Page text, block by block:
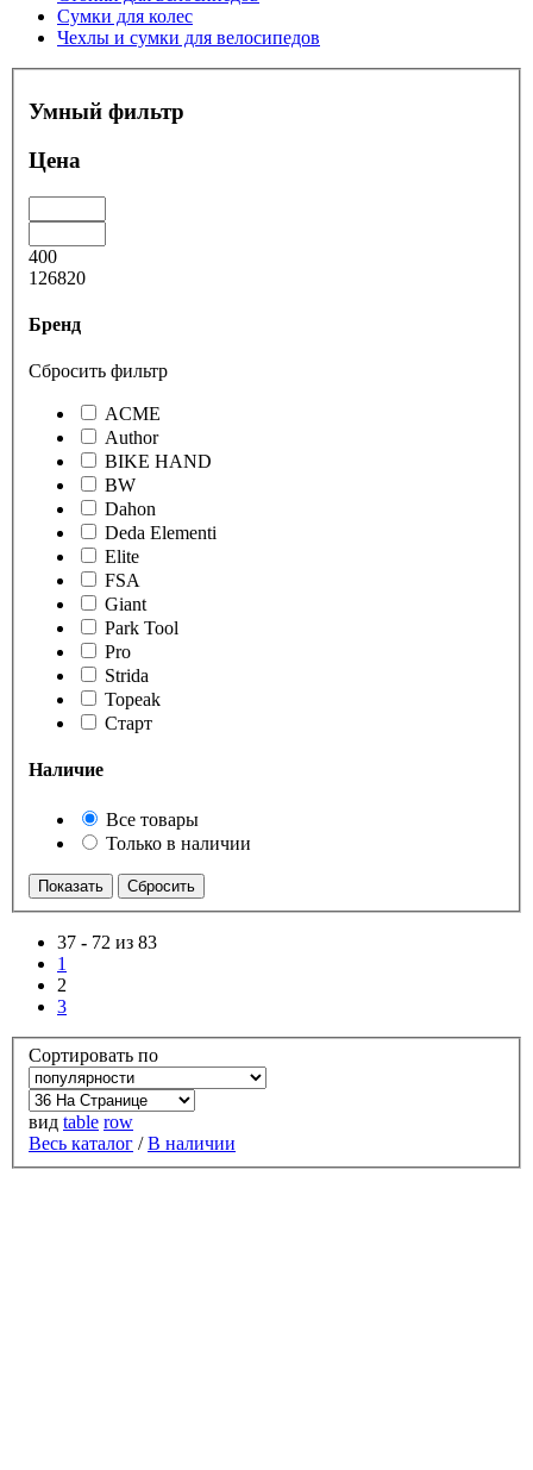
Сумки для колес
Чехлы и сумки для велосипедов
Умный фильтр
Цена
400
126820
Бренд
Сбросить фильтр
ACME
Author
BIKE HAND
BW
Dahon
Deda Elementi
Elite
FSA
Giant
Park Tool
Pro
Strida
Topeak
Старт
Наличие
Все товары
Только в наличии
37 - 72 из 83
1
2
3
Сортировать по
вид table row
Весь каталог /В наличии